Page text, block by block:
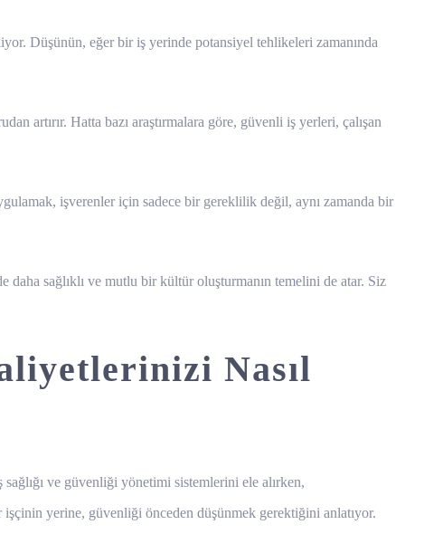
Düşünün, eğer bir iş yerinde potansiyel tehlikeleri zamanında
artırır. Hatta bazı araştırmalara göre, güvenli iş yerleri, çalışan
işverenler için sadece bir gereklilik değil, aynı zamanda bir
sağlıklı ve mutlu bir kültür oluşturmanın temelini de atar. Siz
Nasıl
ve güvenliği yönetimi sistemlerini ele alırken,
yerine, güvenliği önceden düşünmek gerektiğini anlatıyor.